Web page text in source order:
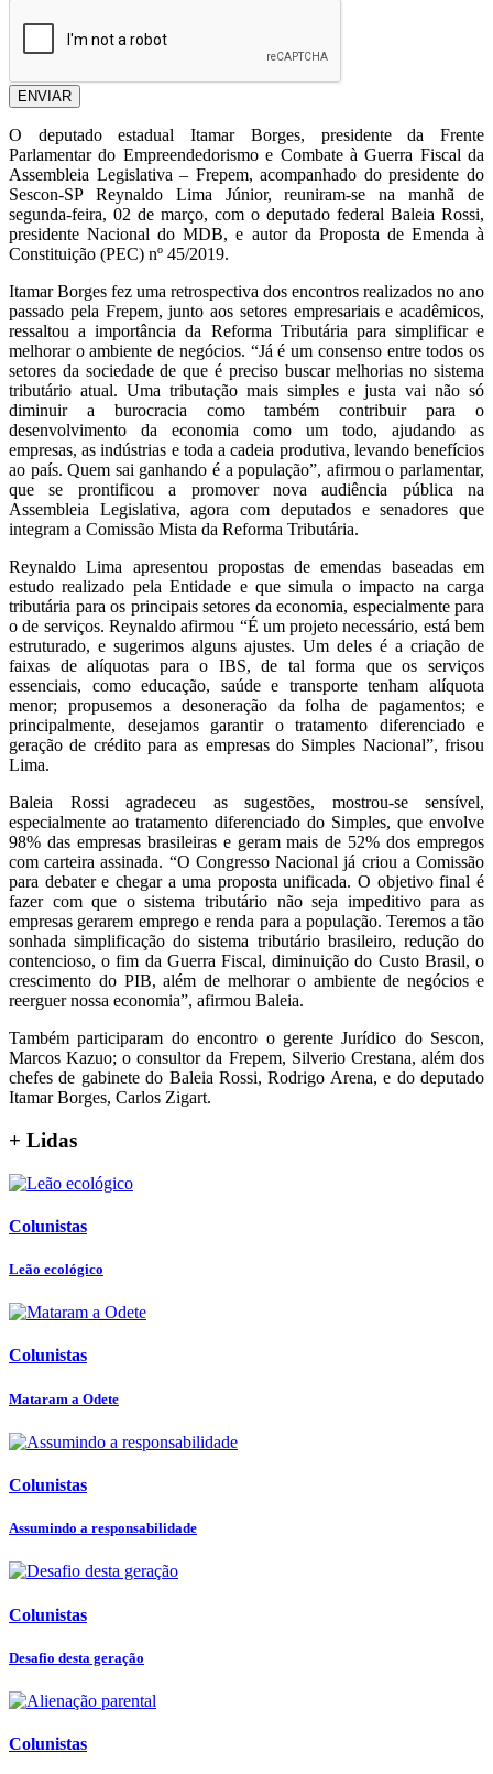
ENVIAR
O deputado estadual Itamar Borges, presidente da Frente
Parlamentar do Empreendedorismo e Combate à Guerra Fiscal da
Assembleia Legislativa – Frepem, acompanhado do presidente do
Sescon-SP Reynaldo Lima Júnior, reuniram-se na manhã de
segunda-feira, 02 de março, com o deputado federal Baleia Rossi,
presidente Nacional do MDB, e autor da Proposta de Emenda à
Constituição (PEC) nº 45/2019.
Itamar Borges fez uma retrospectiva dos encontros realizados no ano
passado pela Frepem, junto aos setores empresariais e acadêmicos,
ressaltou a importância da Reforma Tributária para simplificar e
melhorar o ambiente de negócios. “Já é um consenso entre todos os
setores da sociedade de que é preciso buscar melhorias no sistema
tributário atual. Uma tributação mais simples e justa vai não só
diminuir a burocracia como também contribuir para o
desenvolvimento da economia como um todo, ajudando as
empresas, as indústrias e toda a cadeia produtiva, levando benefícios
ao país. Quem sai ganhando é a população”, afirmou o parlamentar,
que se prontificou a promover nova audiência pública na
Assembleia Legislativa, agora com deputados e senadores que
integram a Comissão Mista da Reforma Tributária.
Reynaldo Lima apresentou propostas de emendas baseadas em
estudo realizado pela Entidade e que simula o impacto na carga
tributária para os principais setores da economia, especialmente para
o de serviços. Reynaldo afirmou “É um projeto necessário, está bem
estruturado, e sugerimos alguns ajustes. Um deles é a criação de
faixas de alíquotas para o IBS, de tal forma que os serviços
essenciais, como educação, saúde e transporte tenham alíquota
menor; propusemos a desoneração da folha de pagamentos; e
principalmente, desejamos garantir o tratamento diferenciado e
geração de crédito para as empresas do Simples Nacional”, frisou
Lima.
Baleia Rossi agradeceu as sugestões, mostrou-se sensível,
especialmente ao tratamento diferenciado do Simples, que envolve
98% das empresas brasileiras e geram mais de 52% dos empregos
com carteira assinada. “O Congresso Nacional já criou a Comissão
para debater e chegar a uma proposta unificada. O objetivo final é
fazer com que o sistema tributário não seja impeditivo para as
empresas gerarem emprego e renda para a população. Teremos a tão
sonhada simplificação do sistema tributário brasileiro, redução do
contencioso, o fim da Guerra Fiscal, diminuição do Custo Brasil, o
crescimento do PIB, além de melhorar o ambiente de negócios e
reerguer nossa economia”, afirmou Baleia.
Também participaram do encontro o gerente Jurídico do Sescon,
Marcos Kazuo; o consultor da Frepem, Silverio Crestana, além dos
chefes de gabinete do Baleia Rossi, Rodrigo Arena, e do deputado
Itamar Borges, Carlos Zigart.
+ Lidas
Colunistas
Leão ecológico
Colunistas
Mataram a Odete
Colunistas
Assumindo a responsabilidade
Colunistas
Desafio desta geração
Colunistas